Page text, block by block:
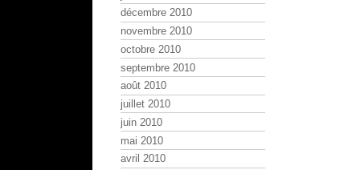
décembre 2010
novembre 2010
octobre 2010
septembre 2010
août 2010
juillet 2010
juin 2010
mai 2010
avril 2010